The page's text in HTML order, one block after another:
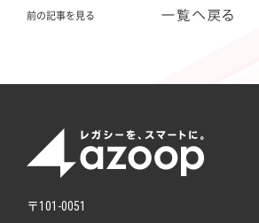
前の記事を見る
〒101-0051